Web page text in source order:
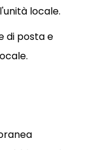
locale.
di posta e